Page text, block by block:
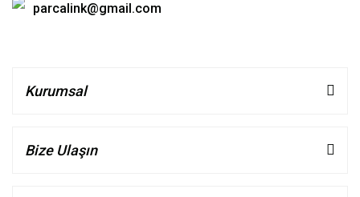
parcalink@gmail.com
Kurumsal
Bize Ulaşın